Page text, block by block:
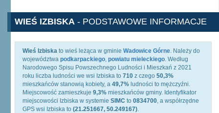
WIEŚ IZBISKA - PODSTAWOWE INFORMACJE
Wieś Izbiska to wieś leżąca w gminie Wadowice Górne. Należy do
województwa podkarpackiego, powiatu mieleckiego. Według
Narodowego Spisu Powszechnego Ludności i Mieszkań z 2021
roku liczba ludności we wsi Izbiska to 710 z czego 50,3%
mieszkańców stanowią kobiety, a 49,7% ludności to mężczyźni.
Miejscowość zamieszkuje 9,3% mieszkańców gminy. Identyfikator
miejscowości Izbiska w systemie SIMC to 0834700, a współrzędne
GPS wsi Izbiska to (21.251667, 50.249167).